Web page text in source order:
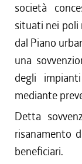
società
situati nei
dal Piano
una
degli
mediante
Detta
risanamento
beneficiari.